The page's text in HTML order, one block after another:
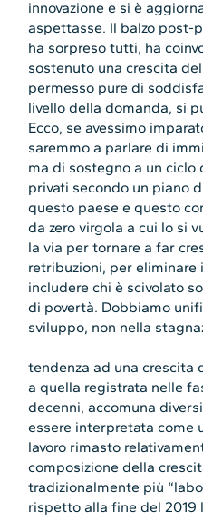
innovazione e si è
aspettasse. Il balzo post-
ha sorpreso tutti, ha
sostenuto una crescita
permesso pure di
livello della domanda, si
Ecco, se avessimo
saremmo a parlare di
ma di sostegno a un
privati secondo un piano
questo paese e questo
da zero virgola a cui lo si
la via per tornare a far
retribuzioni, per eliminare
includere chi è scivolato
di povertà. Dobbiamo
sviluppo, non nella
tendenza ad una crescita
a quella registrata nelle
decenni, accomuna
essere interpretata come
lavoro rimasto
composizione della
tradizionalmente più
rispetto alla fine del 2019